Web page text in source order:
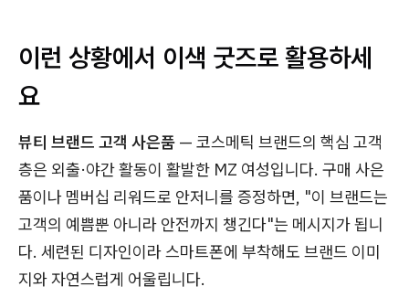
이런 상황에서 이색 굿즈로 활용하세
요
뷰티 브랜드 고객 사은품 — 코스메틱 브랜드의 핵심 고객
층은 외출·야간 활동이 활발한 MZ 여성입니다. 구매 사은
품이나 멤버십 리워드로 안저니를 증정하면, "이 브랜드는
고객의 예쁨뿐 아니라 안전까지 챙긴다"는 메시지가 됩니
다. 세련된 디자인이라 스마트폰에 부착해도 브랜드 이미
지와 자연스럽게 어울립니다.